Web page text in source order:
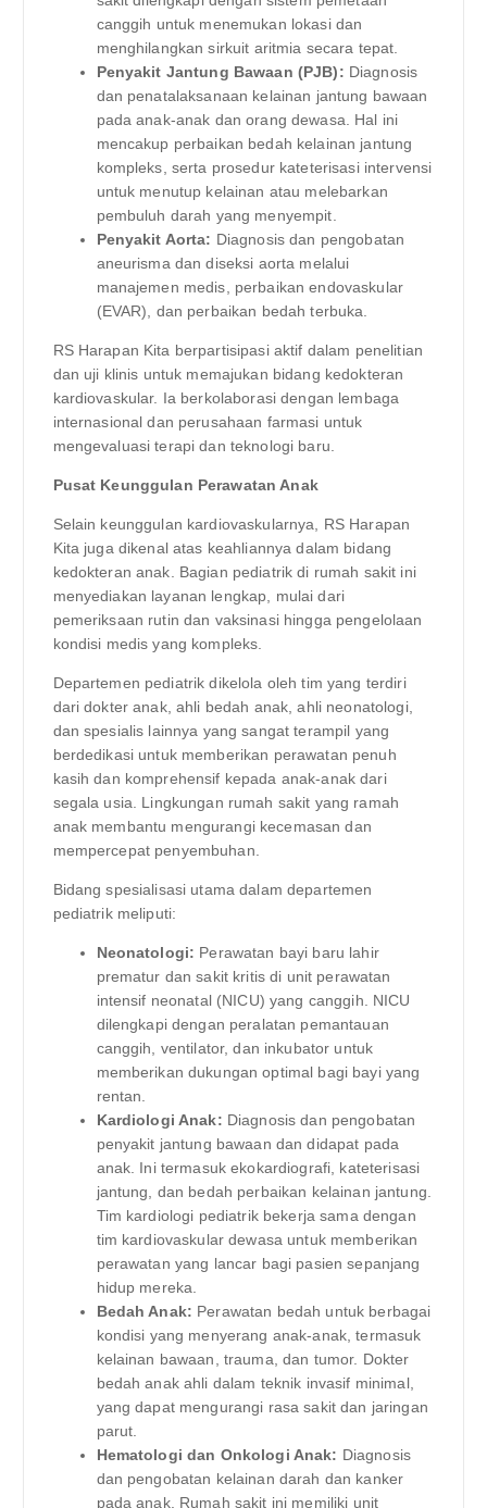
canggih untuk menemukan lokasi dan
menghilangkan sirkuit aritmia secara tepat.
Penyakit Jantung Bawaan (PJB): Diagnosis
dan penatalaksanaan kelainan jantung bawaan
pada anak-anak dan orang dewasa. Hal ini
mencakup perbaikan bedah kelainan jantung
kompleks, serta prosedur kateterisasi intervensi
untuk menutup kelainan atau melebarkan
pembuluh darah yang menyempit.
Penyakit Aorta: Diagnosis dan pengobatan
aneurisma dan diseksi aorta melalui
manajemen medis, perbaikan endovaskular
(EVAR), dan perbaikan bedah terbuka.
RS Harapan Kita berpartisipasi aktif dalam penelitian
dan uji klinis untuk memajukan bidang kedokteran
kardiovaskular. Ia berkolaborasi dengan lembaga
internasional dan perusahaan farmasi untuk
mengevaluasi terapi dan teknologi baru.
Pusat Keunggulan Perawatan Anak
Selain keunggulan kardiovaskularnya, RS Harapan
Kita juga dikenal atas keahliannya dalam bidang
kedokteran anak. Bagian pediatrik di rumah sakit ini
menyediakan layanan lengkap, mulai dari
pemeriksaan rutin dan vaksinasi hingga pengelolaan
kondisi medis yang kompleks.
Departemen pediatrik dikelola oleh tim yang terdiri
dari dokter anak, ahli bedah anak, ahli neonatologi,
dan spesialis lainnya yang sangat terampil yang
berdedikasi untuk memberikan perawatan penuh
kasih dan komprehensif kepada anak-anak dari
segala usia. Lingkungan rumah sakit yang ramah
anak membantu mengurangi kecemasan dan
mempercepat penyembuhan.
Bidang spesialisasi utama dalam departemen
pediatrik meliputi:
Neonatologi: Perawatan bayi baru lahir
prematur dan sakit kritis di unit perawatan
intensif neonatal (NICU) yang canggih. NICU
dilengkapi dengan peralatan pemantauan
canggih, ventilator, dan inkubator untuk
memberikan dukungan optimal bagi bayi yang
rentan.
Kardiologi Anak: Diagnosis dan pengobatan
penyakit jantung bawaan dan didapat pada
anak. Ini termasuk ekokardiografi, kateterisasi
jantung, dan bedah perbaikan kelainan jantung.
Tim kardiologi pediatrik bekerja sama dengan
tim kardiovaskular dewasa untuk memberikan
perawatan yang lancar bagi pasien sepanjang
hidup mereka.
Bedah Anak: Perawatan bedah untuk berbagai
kondisi yang menyerang anak-anak, termasuk
kelainan bawaan, trauma, dan tumor. Dokter
bedah anak ahli dalam teknik invasif minimal,
yang dapat mengurangi rasa sakit dan jaringan
parut.
Hematologi dan Onkologi Anak: Diagnosis
dan pengobatan kelainan darah dan kanker
pada anak. Rumah sakit ini memiliki unit